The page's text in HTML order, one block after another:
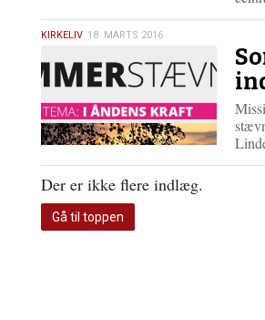
18.
marts
2016
KIRKELIV 18. MARTS 2016
Der er ikke flere indlæg.
Gå til toppen